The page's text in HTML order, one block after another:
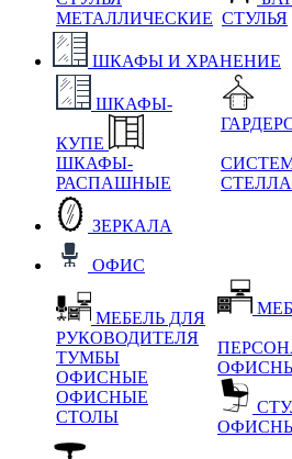
МЕТАЛЛИЧЕСКИЕ СТУЛЬЯ
ШКАФЫ И ХРАНЕНИЕ
ШКАФЫ-
КУПЕ
ШКАФЫ-
РАСПАШНЫЕ
ЗЕРКАЛА
ОФИС
МЕБЕЛЬ ДЛЯ
РУКОВОДИТЕЛЯ
ТУМБЫ
ОФИСНЫЕ
ОФИСНЫЕ
СТОЛЫ